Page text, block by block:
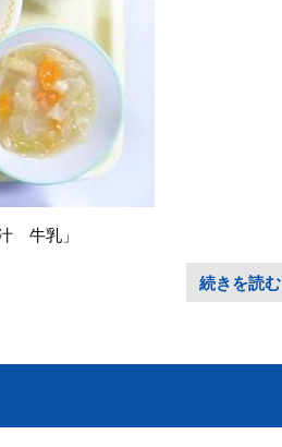
牛乳」
続きを読む